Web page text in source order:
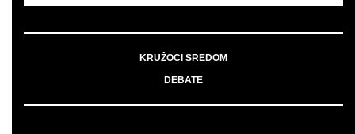
KRUŽOCI SREDOM
DEBATE